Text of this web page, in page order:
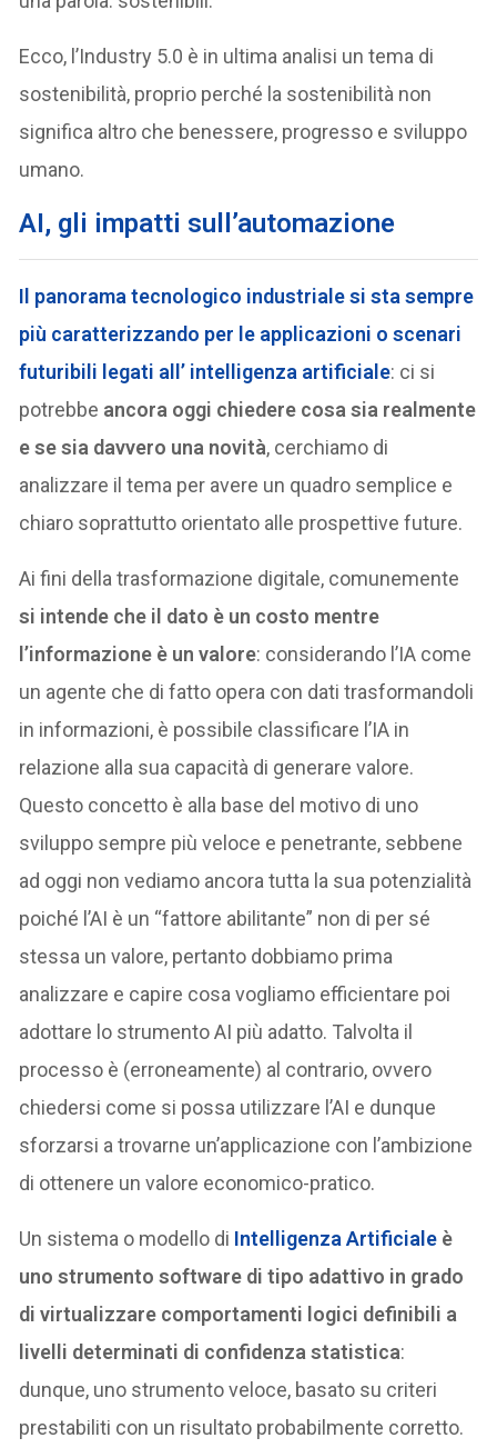
Ecco, l’Industry 5.0 è in ultima analisi un tema di
sostenibilità, proprio perché la sostenibilità non
significa altro che benessere, progresso e sviluppo
umano.
AI, gli impatti sull’automazione
Il panorama tecnologico industriale si sta sempre
più caratterizzando per le applicazioni o scenari
futuribili legati all’ intelligenza artificiale: ci si
potrebbe ancora oggi chiedere cosa sia realmente
e se sia davvero una novità, cerchiamo di
analizzare il tema per avere un quadro semplice e
chiaro soprattutto orientato alle prospettive future.
Ai fini della trasformazione digitale, comunemente
si intende che il dato è un costo mentre
l’informazione è un valore: considerando l’IA come
un agente che di fatto opera con dati trasformandoli
in informazioni, è possibile classificare l’IA in
relazione alla sua capacità di generare valore.
Questo concetto è alla base del motivo di uno
sviluppo sempre più veloce e penetrante, sebbene
ad oggi non vediamo ancora tutta la sua potenzialità
poiché l’AI è un “fattore abilitante” non di per sé
stessa un valore, pertanto dobbiamo prima
analizzare e capire cosa vogliamo efficientare poi
adottare lo strumento AI più adatto. Talvolta il
processo è (erroneamente) al contrario, ovvero
chiedersi come si possa utilizzare l’AI e dunque
sforzarsi a trovarne un’applicazione con l’ambizione
di ottenere un valore economico-pratico.
Un sistema o modello di Intelligenza Artificiale è
uno strumento software di tipo adattivo in grado
di virtualizzare comportamenti logici definibili a
livelli determinati di confidenza statistica:
dunque, uno strumento veloce, basato su criteri
prestabiliti con un risultato probabilmente corretto.